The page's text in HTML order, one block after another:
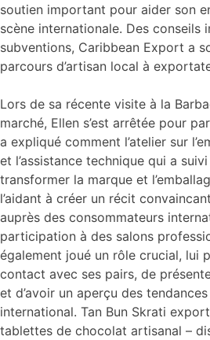
soutien important pour aider son
scène internationale. Des conseils
subventions, Caribbean Export a
parcours d’artisan local à
Lors de sa récente visite à la
marché, Ellen s’est arrêtée pour
a expliqué comment l’atelier sur
et l’assistance technique qui a
transformer la marque et
l’aidant à créer un récit
auprès des consommateurs
participation à des salons
également joué un rôle crucial, lui
contact avec ses pairs, de
et d’avoir un aperçu des
international. Tan Bun Skrati
tablettes de chocolat artisanal –